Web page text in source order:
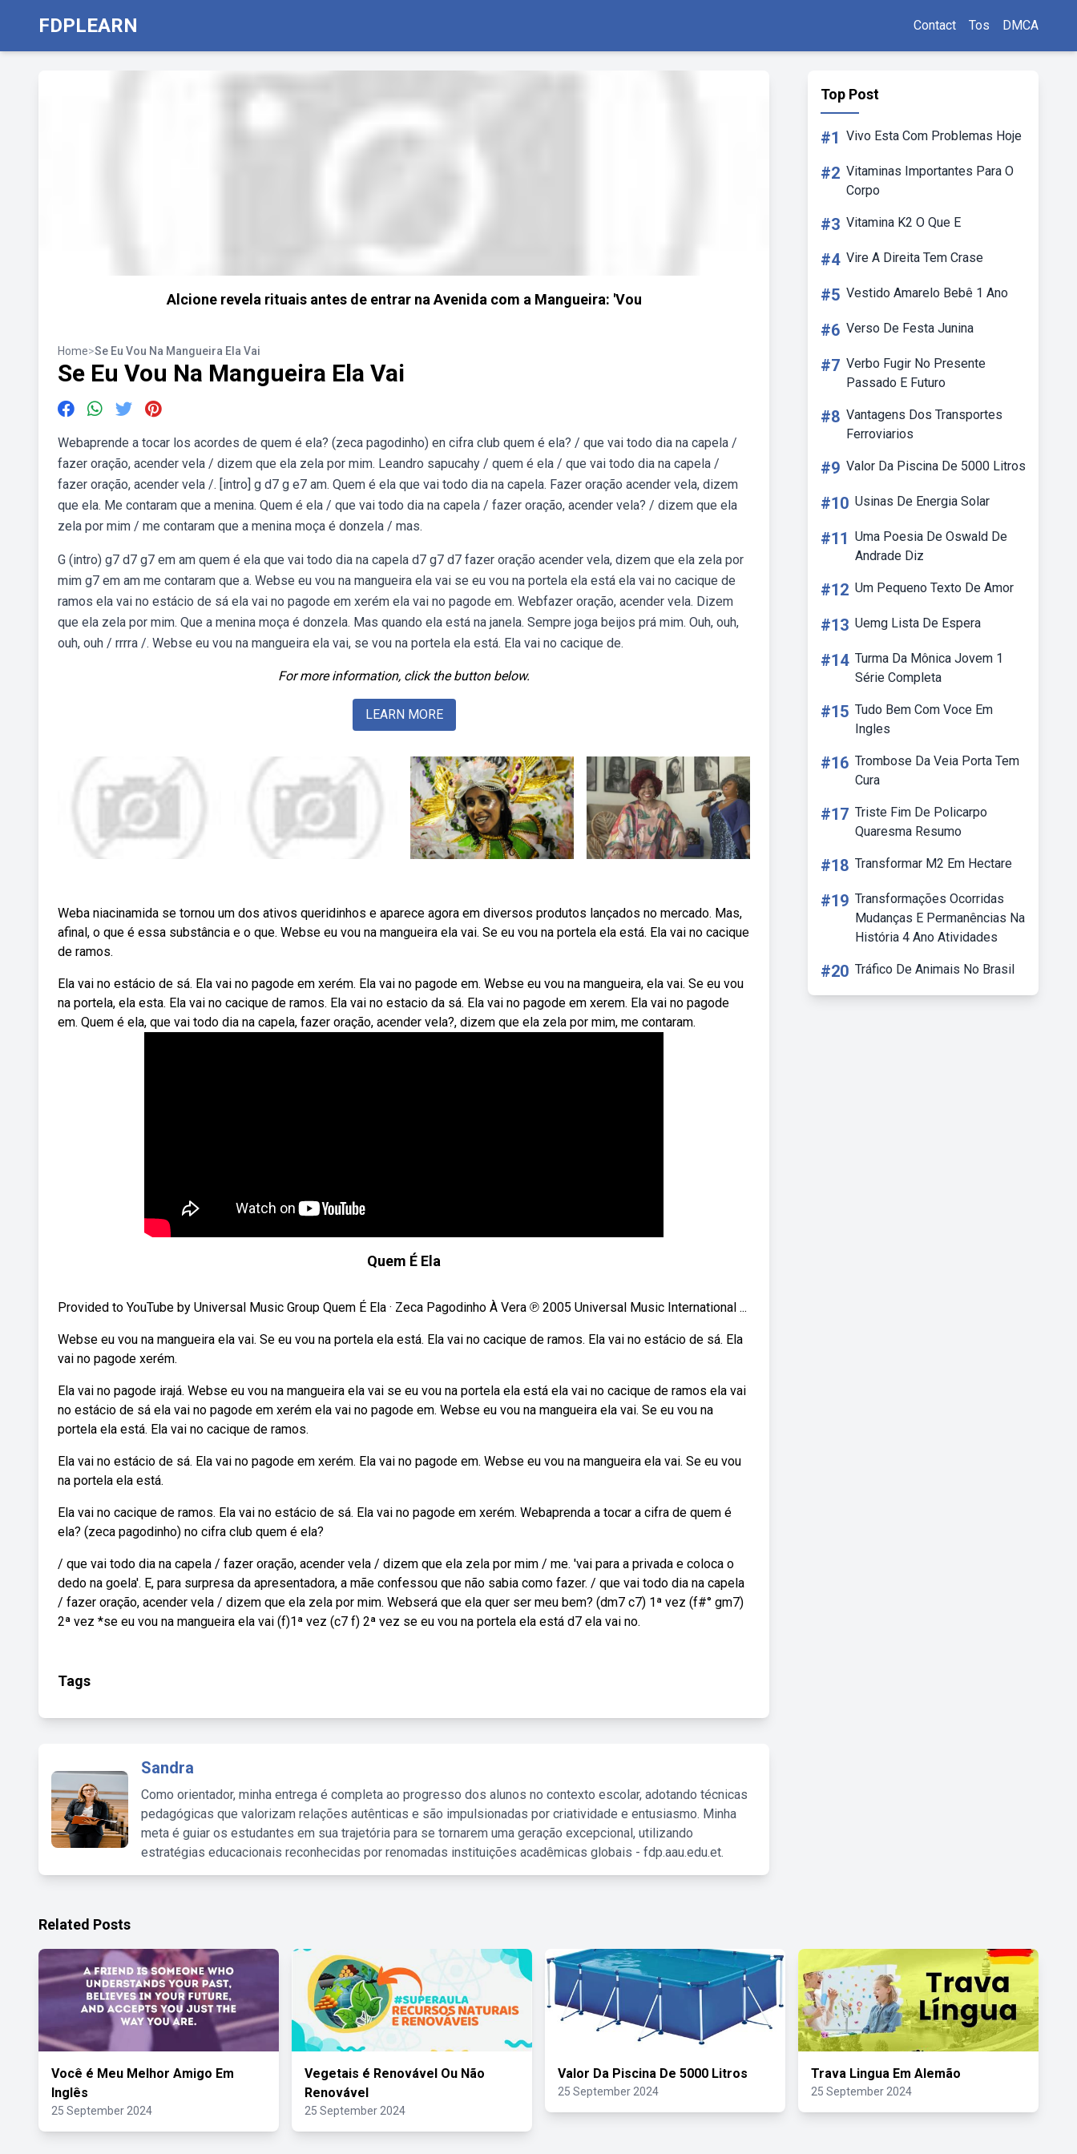
FDPLEARN Contact Tos DMCA
Alcione revela rituais antes de entrar na Avenida com a Mangueira: 'Vou
Home>Se Eu Vou Na Mangueira Ela Vai
Se Eu Vou Na Mangueira Ela Vai
Webaprende a tocar los acordes de quem é ela? (zeca pagodinho) en cifra club quem é ela? / que vai todo dia na capela /
fazer oração, acender vela / dizem que ela zela por mim. Leandro sapucahy / quem é ela / que vai todo dia na capela /
fazer oração, acender vela /. [intro] g d7 g e7 am. Quem é ela que vai todo dia na capela. Fazer oração acender vela, dizem
que ela. Me contaram que a menina. Quem é ela / que vai todo dia na capela / fazer oração, acender vela? / dizem que ela
zela por mim / me contaram que a menina moça é donzela / mas.
G (intro) g7 d7 g7 em am quem é ela que vai todo dia na capela d7 g7 d7 fazer oração acender vela, dizem que ela zela por
mim g7 em am me contaram que a. Webse eu vou na mangueira ela vai se eu vou na portela ela está ela vai no cacique de
ramos ela vai no estácio de sá ela vai no pagode em xerém ela vai no pagode em. Webfazer oração, acender vela. Dizem
que ela zela por mim. Que a menina moça é donzela. Mas quando ela está na janela. Sempre joga beijos prá mim. Ouh, ouh,
ouh, ouh / rrrra /. Webse eu vou na mangueira ela vai, se vou na portela ela está. Ela vai no cacique de.
For more information, click the button below.
LEARN MORE
Weba niacinamida se tornou um dos ativos queridinhos e aparece agora em diversos produtos lançados no mercado. Mas,
afinal, o que é essa substância e o que. Webse eu vou na mangueira ela vai. Se eu vou na portela ela está. Ela vai no cacique
de ramos.
Ela vai no estácio de sá. Ela vai no pagode em xerém. Ela vai no pagode em. Webse eu vou na mangueira, ela vai. Se eu vou
na portela, ela esta. Ela vai no cacique de ramos. Ela vai no estacio da sá. Ela vai no pagode em xerem. Ela vai no pagode
em. Quem é ela, que vai todo dia na capela, fazer oração, acender vela?, dizem que ela zela por mim, me contaram.
Quem É Ela
Provided to YouTube by Universal Music Group Quem É Ela · Zeca Pagodinho À Vera ℗ 2005 Universal Music International ...
Webse eu vou na mangueira ela vai. Se eu vou na portela ela está. Ela vai no cacique de ramos. Ela vai no estácio de sá. Ela
vai no pagode xerém.
Ela vai no pagode irajá. Webse eu vou na mangueira ela vai se eu vou na portela ela está ela vai no cacique de ramos ela vai
no estácio de sá ela vai no pagode em xerém ela vai no pagode em. Webse eu vou na mangueira ela vai. Se eu vou na
portela ela está. Ela vai no cacique de ramos.
Ela vai no estácio de sá. Ela vai no pagode em xerém. Ela vai no pagode em. Webse eu vou na mangueira ela vai. Se eu vou
na portela ela está.
Ela vai no cacique de ramos. Ela vai no estácio de sá. Ela vai no pagode em xerém. Webaprenda a tocar a cifra de quem é
ela? (zeca pagodinho) no cifra club quem é ela?
/ que vai todo dia na capela / fazer oração, acender vela / dizem que ela zela por mim / me. 'vai para a privada e coloca o
dedo na goela'. E, para surpresa da apresentadora, a mãe confessou que não sabia como fazer. / que vai todo dia na capela
/ fazer oração, acender vela / dizem que ela zela por mim. Webserá que ela quer ser meu bem? (dm7 c7) 1ª vez (f#° gm7)
2ª vez *se eu vou na mangueira ela vai (f)1ª vez (c7 f) 2ª vez se eu vou na portela ela está d7 ela vai no.
Tags
Sandra
Como orientador, minha entrega é completa ao progresso dos alunos no contexto escolar, adotando técnicas
pedagógicas que valorizam relações autênticas e são impulsionadas por criatividade e entusiasmo. Minha
meta é guiar os estudantes em sua trajetória para se tornarem uma geração excepcional, utilizando
estratégias educacionais reconhecidas por renomadas instituições acadêmicas globais - fdp.aau.edu.et.
Top Post
#1 Vivo Esta Com Problemas Hoje
#2 Vitaminas Importantes Para O
Corpo
#3 Vitamina K2 O Que E
#4 Vire A Direita Tem Crase
#5 Vestido Amarelo Bebê 1 Ano
#6 Verso De Festa Junina
#7 Verbo Fugir No Presente
Passado E Futuro
#8 Vantagens Dos Transportes
Ferroviarios
#9 Valor Da Piscina De 5000 Litros
#10 Usinas De Energia Solar
#11 Uma Poesia De Oswald De
Andrade Diz
#12 Um Pequeno Texto De Amor
#13 Uemg Lista De Espera
#14 Turma Da Mônica Jovem 1
Série Completa
#15 Tudo Bem Com Voce Em
Ingles
#16 Trombose Da Veia Porta Tem
Cura
#17 Triste Fim De Policarpo
Quaresma Resumo
#18 Transformar M2 Em Hectare
#19 Transformações Ocorridas
Mudanças E Permanências Na
História 4 Ano Atividades
#20 Tráfico De Animais No Brasil
Related Posts
Você é Meu Melhor Amigo Em
Inglês
25 September 2024
Vegetais é Renovável Ou Não
Renovável
25 September 2024
Valor Da Piscina De 5000 Litros
25 September 2024
Trava Lingua Em Alemão
25 September 2024